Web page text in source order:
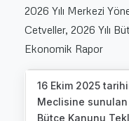
2026 Yılı Merkezi
Cetveller, 2026 Yılı
Ekonomik Rapor
16 Ekim 2025
Meclisine sunulan
Bütçe Kanunu